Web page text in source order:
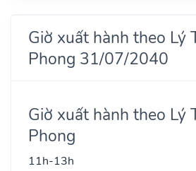
Giờ xuất hành theo Lý
Phong 31/07/2040
Giờ xuất hành theo Lý
Phong
11h-13h